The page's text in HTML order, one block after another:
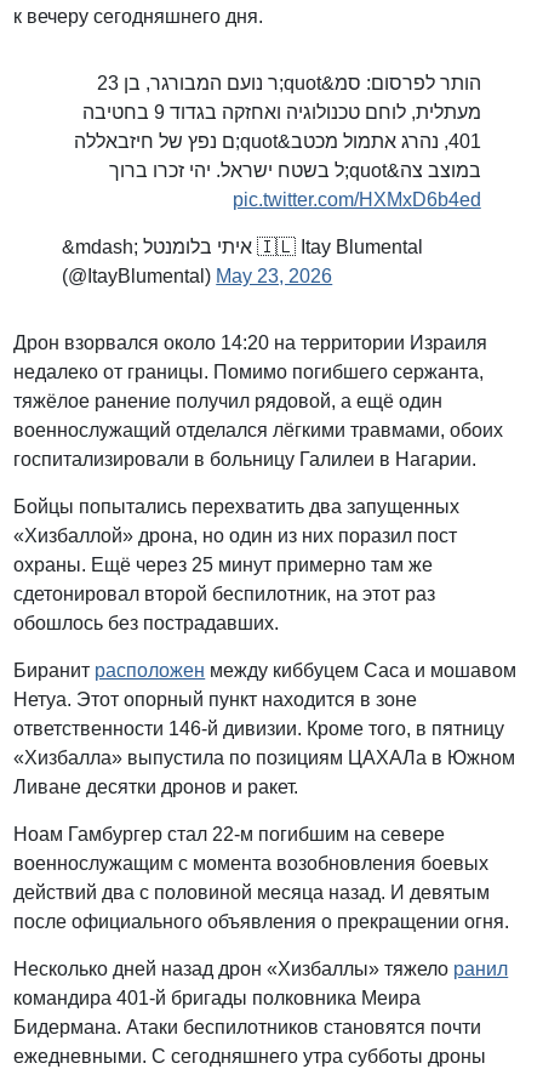
к вечеру сегодняшнего дня.
הותר לפרסום: סמ&quot;ר נועם המבורגר, בן 23
מעתלית, לוחם טכנולוגיה ואחזקה בגדוד 9 בחטיבה
401, נהרג אתמול מכטב&quot;ם נפץ של חיזבאללה
במוצב צה&quot;ל בשטח ישראל. יהי זכרו ברוך
pic.twitter.com/HXMxD6b4ed
&mdash; איתי בלומנטל 🇮🇱 Itay Blumental
(@ItayBlumental) May 23, 2026
Дрон взорвался около 14:20 на территории Израиля
недалеко от границы. Помимо погибшего сержанта,
тяжёлое ранение получил рядовой, а ещё один
военнослужащий отделался лёгкими травмами, обоих
госпитализировали в больницу Галилеи в Нагарии.
Бойцы попытались перехватить два запущенных
«Хизбаллой» дрона, но один из них поразил пост
охраны. Ещё через 25 минут примерно там же
сдетонировал второй беспилотник, на этот раз
обошлось без пострадавших.
Биранит расположен между киббуцем Саса и мошавом
Нетуа. Этот опорный пункт находится в зоне
ответственности 146-й дивизии. Кроме того, в пятницу
«Хизбалла» выпустила по позициям ЦАХАЛа в Южном
Ливане десятки дронов и ракет.
Ноам Гамбургер стал 22-м погибшим на севере
военнослужащим с момента возобновления боевых
действий два с половиной месяца назад. И девятым
после официального объявления о прекращении огня.
Несколько дней назад дрон «Хизбаллы» тяжело ранил
командира 401-й бригады полковника Меира
Бидермана. Атаки беспилотников становятся почти
ежедневными. С сегодняшнего утра субботы дроны